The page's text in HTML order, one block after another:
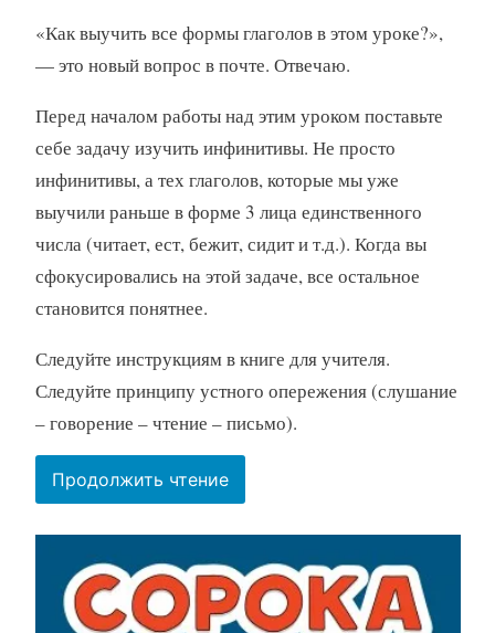
«Как выучить все формы глаголов в этом уроке?»,
— это новый вопрос в почте. Отвечаю.
Перед началом работы над этим уроком поставьте
себе задачу изучить инфинитивы. Не просто
инфинитивы, а тех глаголов, которые мы уже
выучили раньше в форме 3 лица единственного
числа (читает, ест, бежит, сидит и т.д.). Когда вы
сфокусировались на этой задаче, все остальное
становится понятнее.
Следуйте инструкциям в книге для учителя.
Следуйте принципу устного опережения (слушание
– говорение – чтение – письмо).
Продолжить чтение“Ответы
на
вопросы
по
Уроку